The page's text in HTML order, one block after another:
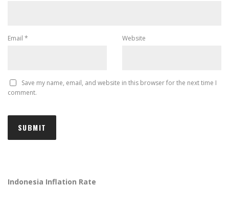
Email * Website
Save my name, email, and website in this browser for the next time I
comment.
Indonesia Inflation Rate